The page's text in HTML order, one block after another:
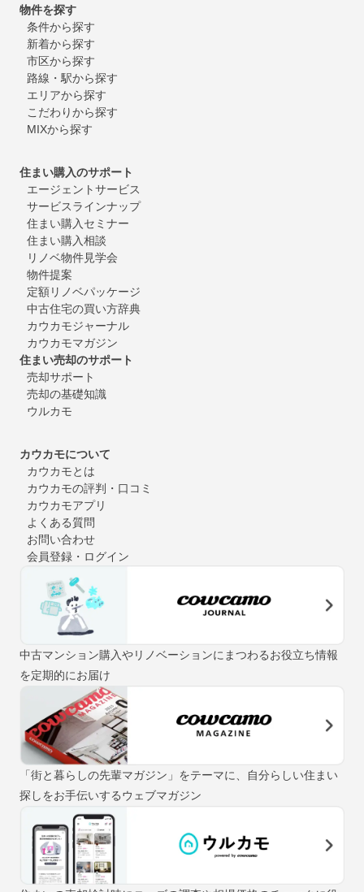
物件を探す
条件から探す
新着から探す
市区から探す
路線・駅から探す
エリアから探す
こだわりから探す
MIXから探す
住まい購入のサポート
エージェントサービス
サービスラインナップ
住まい購入セミナー
住まい購入相談
リノベ物件見学会
物件提案
定額リノベパッケージ
中古住宅の買い方辞典
カウカモジャーナル
カウカモマガジン
住まい売却のサポート
売却サポート
売却の基礎知識
ウルカモ
カウカモについて
カウカモとは
カウカモの評判・口コミ
カウカモアプリ
よくある質問
お問い合わせ
会員登録・ログイン
中古マンション購入やリノベーションにまつわるお役立ち情報
を定期的にお届け
「街と暮らしの先輩マガジン」をテーマに、自分らしい住まい
探しをお手伝いするウェブマガジン